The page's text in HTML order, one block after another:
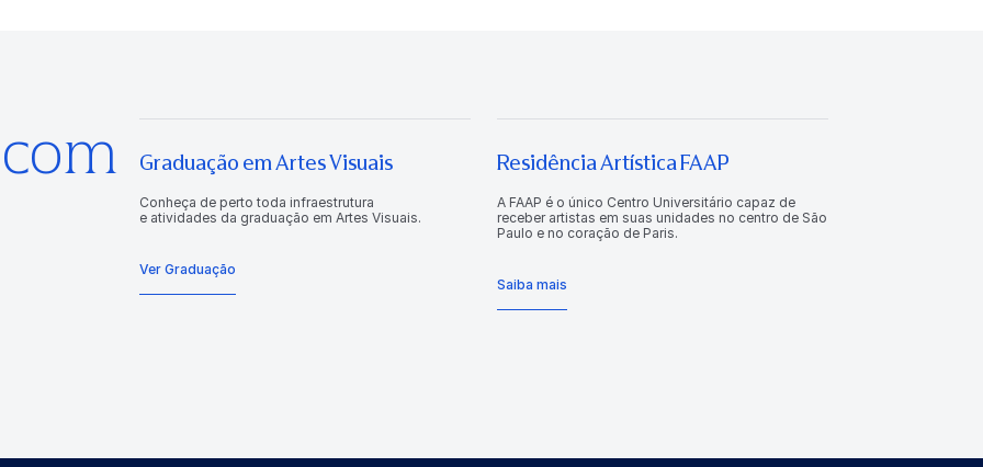
Graduação em Artes Visuais
Conheça de perto toda infraestrutura
e atividades da graduação em Artes Visuais.
Ver Graduação
Residência Artística FAAP
A FAAP é o único Centro Universitário capaz de
receber artistas em suas unidades no centro de São
Paulo e no coração de Paris.
Saiba mais